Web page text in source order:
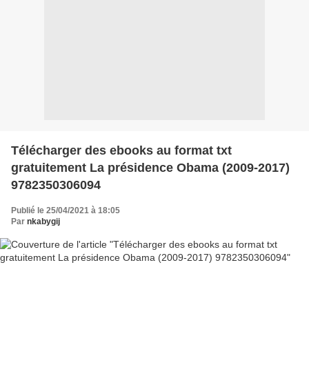
Télécharger des ebooks au format txt
gratuitement La présidence Obama (2009-2017)
9782350306094
Publié le 25/04/2021 à 18:05
Par nkabygij